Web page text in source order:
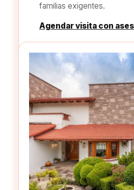
familias exigentes.
Agendar visita con